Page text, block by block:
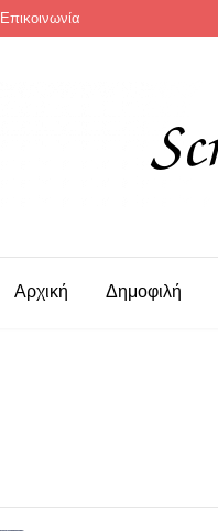
Επικοινωνία
Αρχική Δημοφιλή